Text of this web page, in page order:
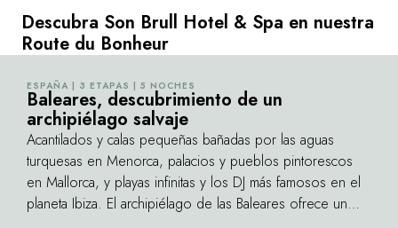
Descubra Son Brull Hotel & Spa en nuestra
Route du Bonheur
ESPAÑA | 3 ETAPAS | 5 NOCHES
Baleares, descubrimiento de un
archipiélago salvaje
Acantilados y calas pequeñas bañadas por las aguas
turquesas en Menorca, palacios y pueblos pintorescos
en Mallorca, y playas infinitas y los DJ más famosos en el
planeta Ibiza. El archipiélago de las Baleares ofrece un
favorecen la práctica de este deporte. En
Son Brull contamos con varias rutas
diseñadas desde el hotel, de diferente
duración y dificultad, para aquellos que
buscan combinar deporte con gastronomía y
un entorno privilegiado.
Mallorca, el
mirador Es
acantilados
barcos
un instante de